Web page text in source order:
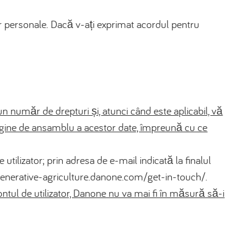
Dacă v-ați exprimat acordul pentru
număr de drepturi și, atunci când este aplicabil, vă
de ansamblu a acestor date, împreună cu ce
utilizator; prin adresa de e-mail indicată la finalul
agriculture.danone.com/get-in-touch/.
de utilizator, Danone nu va mai fi în măsură să-i